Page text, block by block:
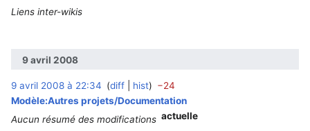
Liens inter-wikis
9 avril 2008
9 avril 2008 à 22:34 diff hist −24
Modèle:Autres projets/Documentation
Aucun résumé des modifications actuelle